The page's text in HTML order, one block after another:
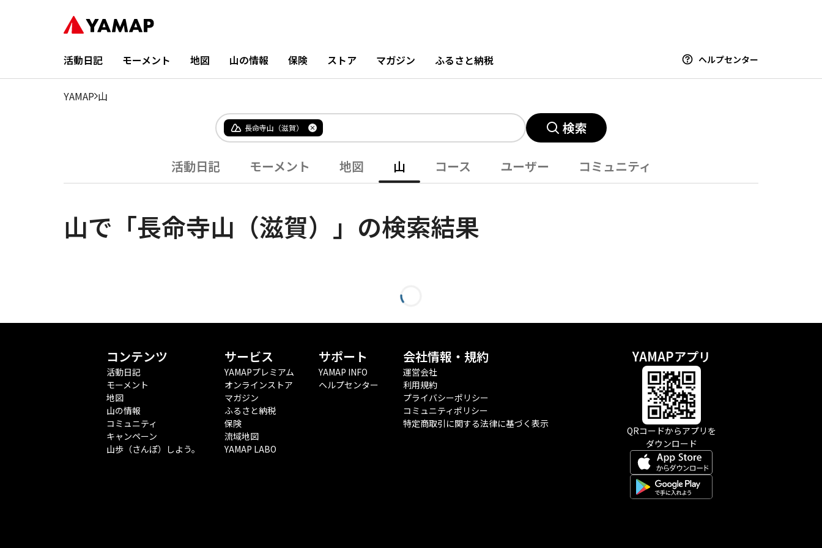
活動日記 モーメント 地図 山の情報 保険 ストア マガジン ふるさと納税 ヘルプセンター
YAMAP 山
長命寺山（滋賀） 検索
活動日記 モーメント 地図 山 コース ユーザー コミュニティ
山で「長命寺山（滋賀）」の検索結果
コンテンツ
活動日記
モーメント
地図
山の情報
コミュニティ
キャンペーン
山歩（さんぽ）しよう。
サービス
YAMAPプレミアム
オンラインストア
マガジン
ふるさと納税
保険
流域地図
YAMAP LABO
サポート
YAMAP INFO
ヘルプセンター
会社情報・規約
運営会社
利用規約
プライバシーポリシー
コミュニティポリシー
特定商取引に関する法律に基づく表示
YAMAPアプリ
QRコードからアプリを
ダウンロード